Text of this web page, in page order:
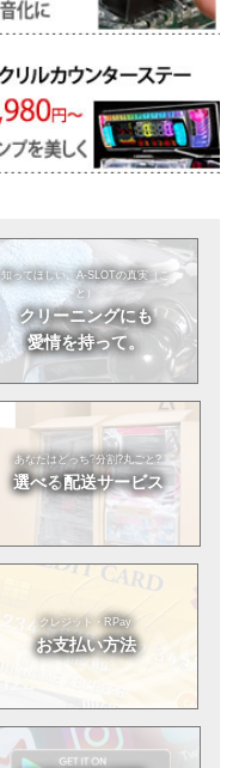
知ってほしい。A-SLOTの真実（こ
と）
クリーニングにも
愛情を持って。
あなたはどっち?分割?丸ごと?
選べる配送サービス
クレジット・RPay
お支払い方法